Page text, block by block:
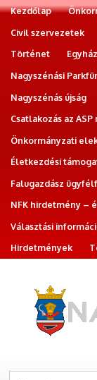
Kezdőlap
Civil szervezetek
Történet
Egyház
Nagyszénási
Nagyszénás újság
Csatlakozás az
Önkormányzati
Életkezdési
Falugazdász
NFK hirdetmény –
Választási
Hirdetmények